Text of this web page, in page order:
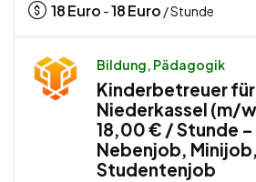
18Euro -18Euro / Stunde
Bildung, Pädagogik
Kinderbetreuer für
Niederkassel (m/
18,00 € / Stunde –
Nebenjob, Minijob,
Studentenjob